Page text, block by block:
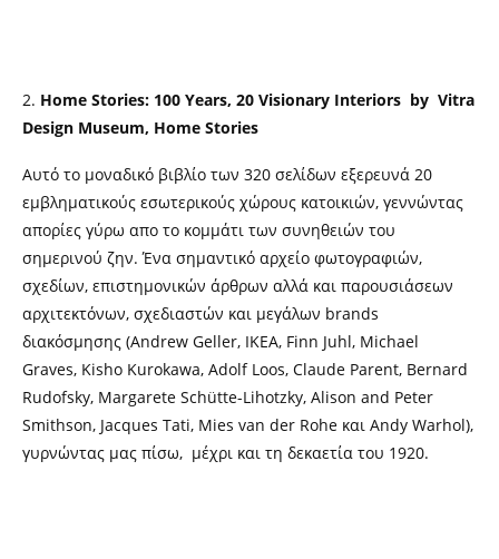
2. Home Stories: 100 Years, 20 Visionary Interiors by Vitra
Design Museum, Home Stories
Aυτό το μοναδικό βιβλίο των 320 σελίδων εξερευνά 20
εμβληματικούς εσωτερικούς χώρους κατοικιών, γεννώντας
απορίες γύρω απο το κομμάτι των συνηθειών του
σημερινού ζην. Ένα σημαντικό αρχείο φωτογραφιών,
σχεδίων, επιστημονικών άρθρων αλλά και παρουσιάσεων
αρχιτεκτόνων, σχεδιαστών και μεγάλων brands
διακόσμησης (Andrew Geller, IKEA, Finn Juhl, Michael
Graves, Kisho Kurokawa, Adolf Loos, Claude Parent, Bernard
Rudofsky, Margarete Schütte-Lihotzky, Alison and Peter
Smithson, Jacques Tati, Mies van der Rohe και Andy Warhol),
γυρνώντας μας πίσω, μέχρι και τη δεκαετία του 1920.